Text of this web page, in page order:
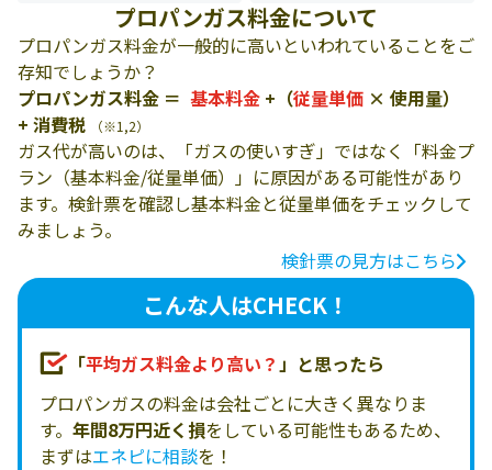
プロパンガス料金について
プロパンガス料金が一般的に高いといわれていることをご
存知でしょうか？
プロパンガス料金 ＝ 基本料金 +（従量単価 × 使用量）
+ 消費税
（※1,2）
ガス代が高いのは、「ガスの使いすぎ」ではなく「料金プ
ラン（基本料金/従量単価）」に原因がある可能性があり
ます。検針票を確認し基本料金と従量単価をチェックして
みましょう。
検針票の見方はこちら
こんな人はCHECK！
「平均ガス料金より高い？」と思ったら
プロパンガスの料金は会社ごとに大きく異なりま
す。 年間8万円近く損をしている可能性もあるため、
まずはエネピに相談を！